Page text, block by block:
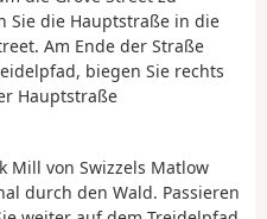
Sie die Hauptstraße in die
Am Ende der Straße
biegen Sie rechts
Hauptstraße
Mill von Swizzels Matlow
durch den Wald. Passieren